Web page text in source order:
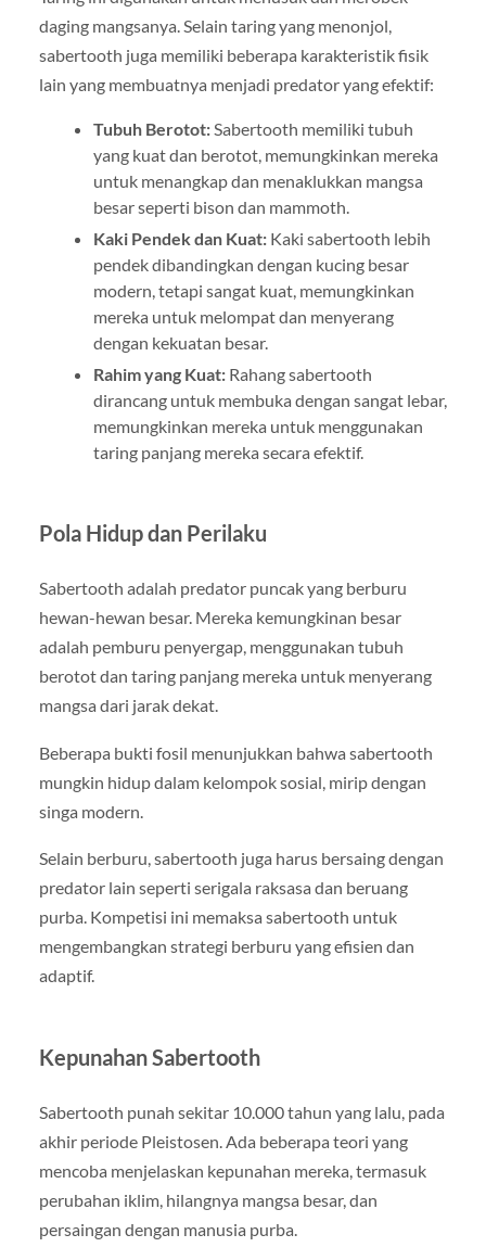
daging mangsanya. Selain taring yang menonjol,
sabertooth juga memiliki beberapa karakteristik fisik
lain yang membuatnya menjadi predator yang efektif:
Tubuh Berotot:Sabertooth memiliki tubuh
yang kuat dan berotot, memungkinkan mereka
untuk menangkap dan menaklukkan mangsa
besar seperti bison dan mammoth.
Kaki Pendek dan Kuat:Kaki sabertooth lebih
pendek dibandingkan dengan kucing besar
modern, tetapi sangat kuat, memungkinkan
mereka untuk melompat dan menyerang
dengan kekuatan besar.
Rahim yang Kuat:Rahang sabertooth
dirancang untuk membuka dengan sangat lebar,
memungkinkan mereka untuk menggunakan
taring panjang mereka secara efektif.
Pola Hidup dan Perilaku
Sabertooth adalah predator puncak yang berburu
hewan-hewan besar. Mereka kemungkinan besar
adalah pemburu penyergap, menggunakan tubuh
berotot dan taring panjang mereka untuk menyerang
mangsa dari jarak dekat.
Beberapa bukti fosil menunjukkan bahwa sabertooth
mungkin hidup dalam kelompok sosial, mirip dengan
singa modern.
Selain berburu, sabertooth juga harus bersaing dengan
predator lain seperti serigala raksasa dan beruang
purba. Kompetisi ini memaksa sabertooth untuk
mengembangkan strategi berburu yang efisien dan
adaptif.
Kepunahan Sabertooth
Sabertooth punah sekitar 10.000 tahun yang lalu, pada
akhir periode Pleistosen. Ada beberapa teori yang
mencoba menjelaskan kepunahan mereka, termasuk
perubahan iklim, hilangnya mangsa besar, dan
persaingan dengan manusia purba.